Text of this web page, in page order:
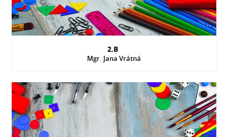
2.B
Mgr. Jana Vrátná